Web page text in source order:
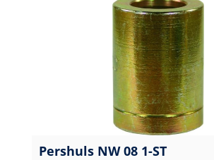
Pershuls NW 08 1-ST